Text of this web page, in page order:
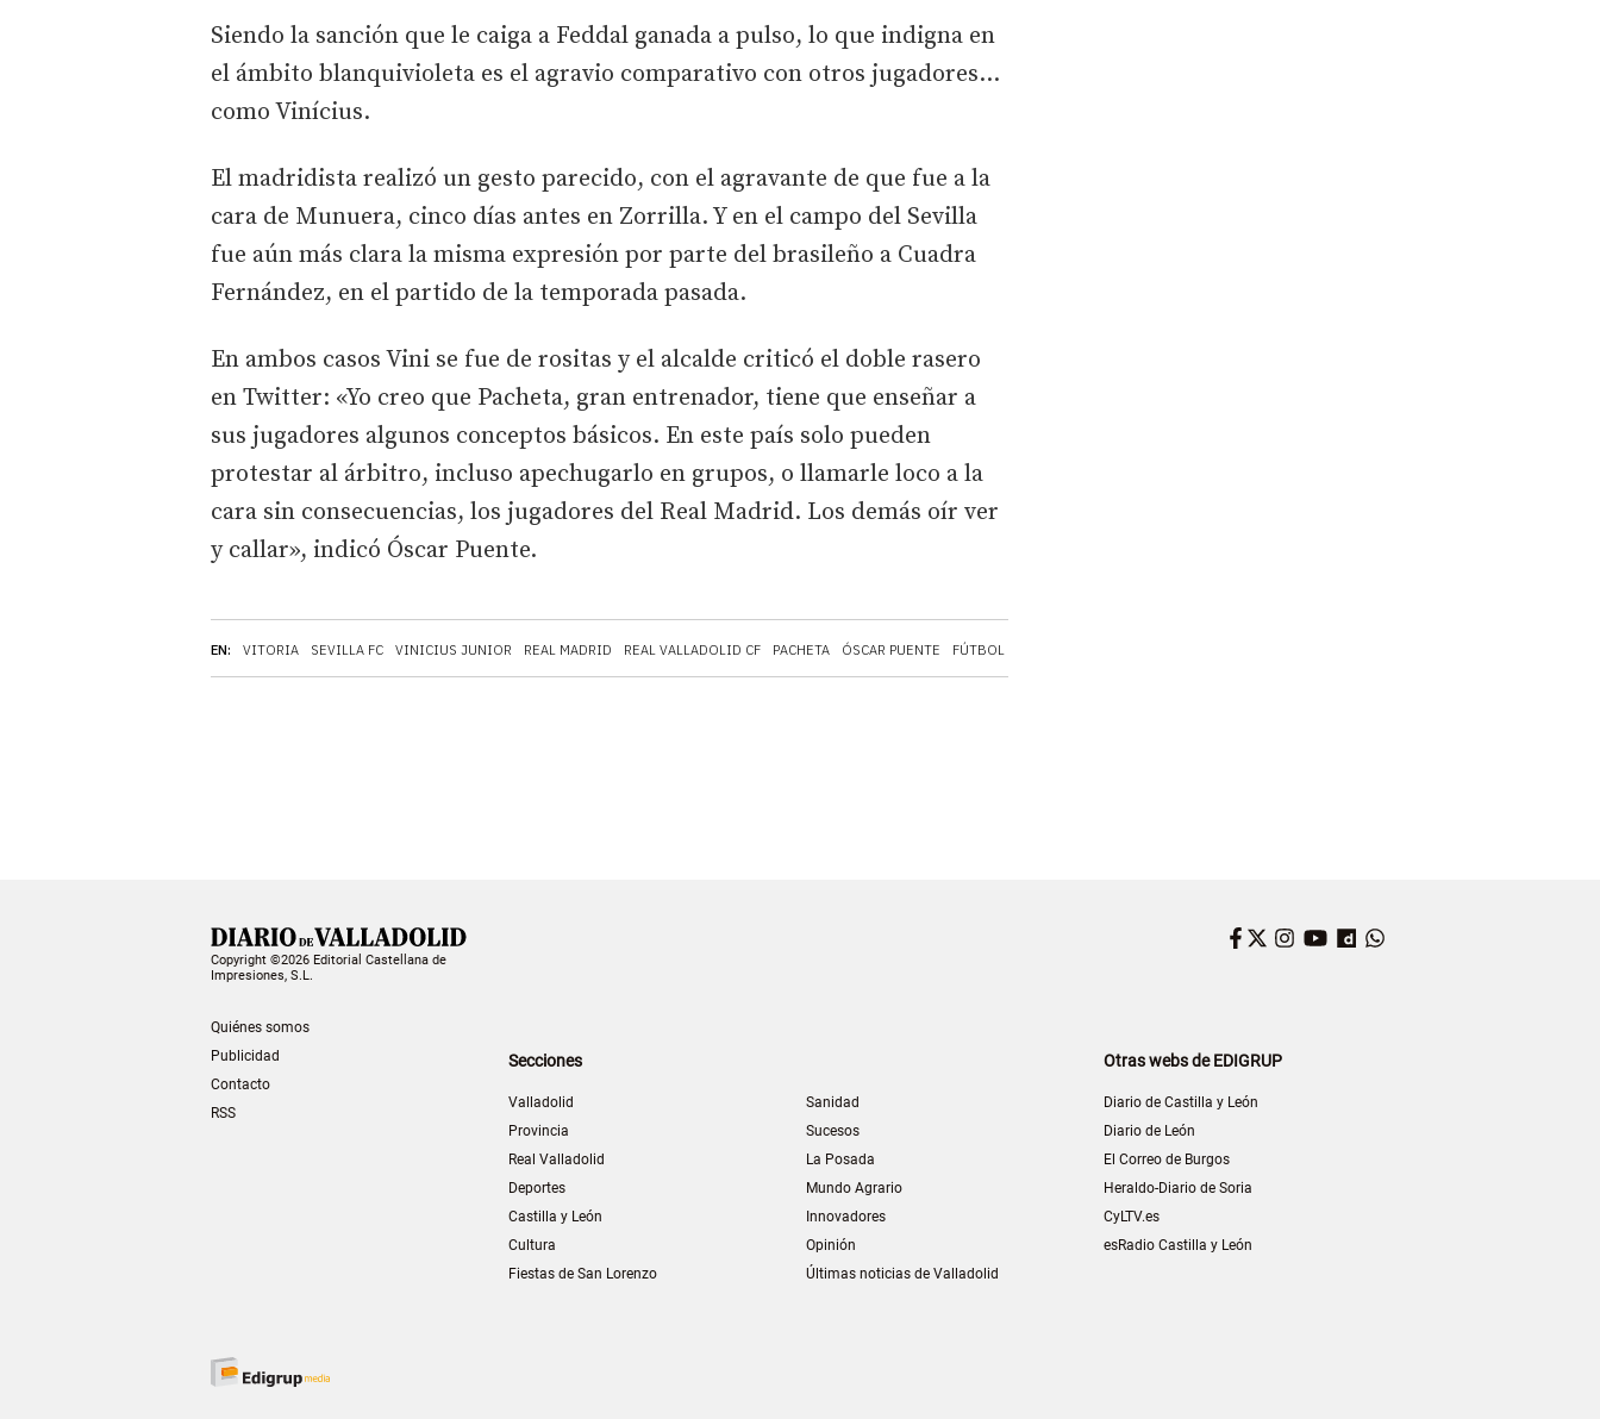
EN: VITORIA SEVILLA FC VINICIUS JUNIOR REAL MADRID REAL VALLADOLID CF PACHETA ÓSCAR PUENTE FÚTBOL
Siendo la sanción que le caiga a Feddal ganada a pulso, lo que indigna en
el ámbito blanquivioleta es el agravio comparativo con otros jugadores...
como Vinícius.
El madridista realizó un gesto parecido, con el agravante de que fue a la
cara de Munuera, cinco días antes en Zorrilla. Y en el campo del Sevilla
fue aún más clara la misma expresión por parte del brasileño a Cuadra
Fernández, en el partido de la temporada pasada.
En ambos casos Vini se fue de rositas y el alcalde criticó el doble rasero
en Twitter: «Yo creo que Pacheta, gran entrenador, tiene que enseñar a
sus jugadores algunos conceptos básicos. En este país solo pueden
protestar al árbitro, incluso apechugarlo en grupos, o llamarle loco a la
cara sin consecuencias, los jugadores del Real Madrid. Los demás oír ver
y callar», indicó Óscar Puente.
Copyright ©2026 Editorial Castellana de
Impresiones, S.L.
Quiénes somos
Publicidad
Contacto
RSS
Facebook
Twitter
Instagram
YouTube
Dailymotion
Secciones
Valladolid
Provincia
Real Valladolid
Deportes
Castilla y León
Cultura
Fiestas de San Lorenzo
Sanidad
Sucesos
La Posada
Mundo Agrario
Innovadores
Opinión
Últimas noticias de Valladolid
Otras webs de EDIGRUP
Diario de Castilla y León
Diario de León
El Correo de Burgos
Heraldo-Diario de Soria
CyLTV.es
esRadio Castilla y León